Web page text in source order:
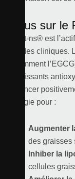
Focus sur
Le Fiit-ns® est
d’études
(notamment
de puissants
influencer
synergie pour :
Augmenter
des graisses
Inhiber la
cellules